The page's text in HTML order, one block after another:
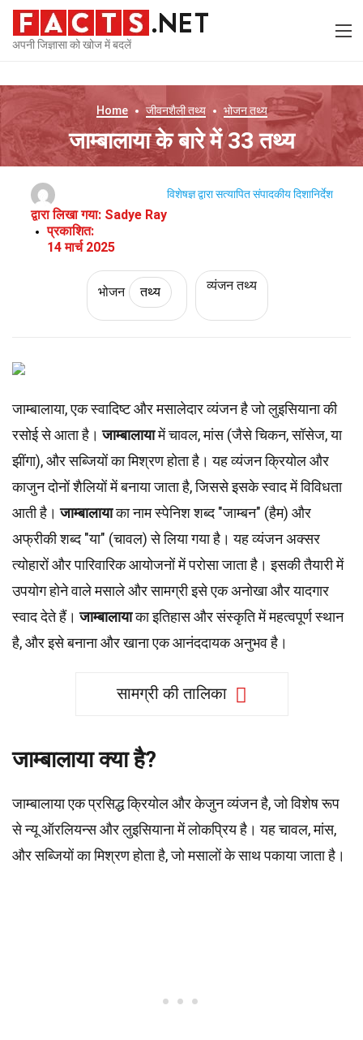
अपनी जिज्ञासा को खोज में बदलें
Home जीवनशैलीतथ्य भोजनतथ्य
जाम्बालाया के बारे में 33 तथ्य
द्वारा लिखा गया: Sadye Ray
प्रकाशित:
14 मार्च 2025
विशेषज्ञ द्वारा सत्यापित संपादकीय दिशानिर्देश
भोजन तथ्य व्यंजन तथ्य
जाम्बालाया, एक स्वादिष्ट और मसालेदार व्यंजन है जो लुइसियाना की
रसोई से आता है।जाम्बालायामें चावल, मांस (जैसे चिकन, सॉसेज, या
झींगा), और सब्जियों का मिश्रण होता है। यह व्यंजन क्रियोल और
काजुन दोनों शैलियों में बनाया जाता है, जिससे इसके स्वाद में विविधता
आती है।जाम्बालायाका नाम स्पेनिश शब्द "जाम्बन" (हैम) और
अफ्रीकी शब्द "या" (चावल) से लिया गया है। यह व्यंजन अक्सर
त्योहारों और पारिवारिक आयोजनों में परोसा जाता है। इसकी तैयारी में
उपयोग होने वाले मसाले और सामग्री इसे एक अनोखा और यादगार
स्वाद देते हैं।जाम्बालायाका इतिहास और संस्कृति में महत्वपूर्ण स्थान
है, और इसे बनाना और खाना एक आनंददायक अनुभव है।
सामग्री की तालिका
जाम्बालाया क्या है?
जाम्बालाया एक प्रसिद्ध क्रियोल और केजुन व्यंजन है, जो विशेष रूप
से न्यू ऑरलियन्स और लुइसियाना में लोकप्रिय है। यह चावल, मांस,
और सब्जियों का मिश्रण होता है, जो मसालों के साथ पकाया जाता है।